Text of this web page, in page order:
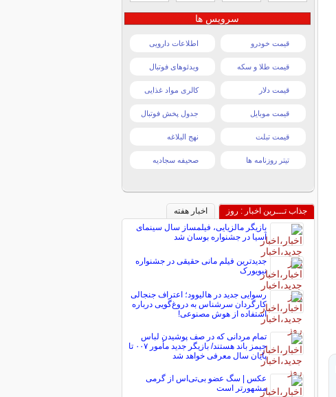
سرویس ها
قیمت خودرو اطلاعات دارویی
قیمت طلا و سکه ویدئوهای فوتبال
قیمت دلار کالری مواد غذایی
قیمت موبایل جدول پخش فوتبال
قیمت تبلت نهج البلاغه
تیتر روزنامه ها صحیفه سجادیه
جذاب تـــرین اخبار : روز
اخبار هفته
بازیگر مالزیایی، فیلمساز سال سینمای
آسیا در جشنواره بوسان شد
جدیدترین فیلم مانی حقیقی در جشنواره
نیویورک
رسوایی جدید در هالیوود؛ اعتراف جنجالی
کارگردان سرشناس به دروغ‌گویی درباره
استفاده از هوش مصنوعی!
تمام مردانی که در صف پوشیدن لباس
جیمز باند هستند/ بازیگر جدید مأمور ۰۰۷ تا
پایان سال معرفی خواهد شد
عکس | سگ عضو بی‌تی‌اس از گرمی
مشهورتر است